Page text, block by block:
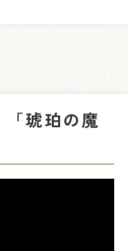
琥珀の魔